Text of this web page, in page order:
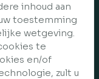
inhoud aan
toestemming
wetgeving.
te
en/of
zult u